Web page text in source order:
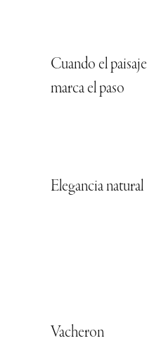
Cuando el paisaje
marca el paso
Elegancia natural
Vacheron